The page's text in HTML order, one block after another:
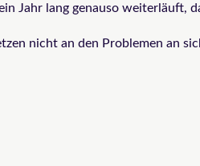
Jahr lang genauso weiterläuft,
nicht an den Problemen an